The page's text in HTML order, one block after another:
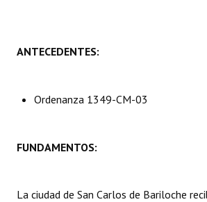
Reglamento Interno
DOCUMENTOS
ANTECEDENTES:
Ordenanza 1349-CM-03
FUNDAMENTOS:
La ciudad de San Carlos de Bariloche